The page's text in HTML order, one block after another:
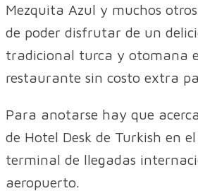
Mezquita Azul y muchos
de poder disfrutar de un
tradicional turca y otomana
restaurante sin costo extra
Para anotarse hay que
de Hotel Desk de Turkish en
terminal de llegadas
aeropuerto.